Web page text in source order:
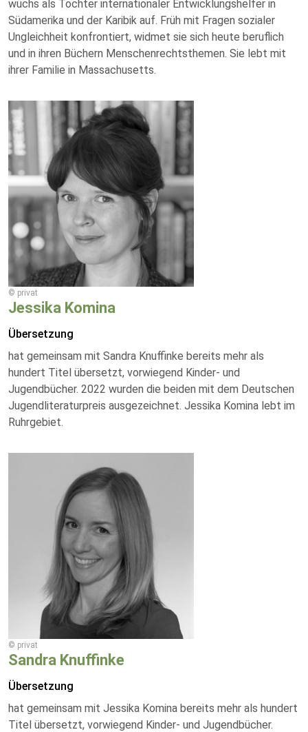
wuchs als Tochter internationaler Entwicklungshelfer in
Südamerika und der Karibik auf. Früh mit Fragen sozialer
Ungleichheit konfrontiert, widmet sie sich heute beruflich
und in ihren Büchern Menschenrechtsthemen. Sie lebt mit
ihrer Familie in Massachusetts.
© privat
Jessika Komina
Übersetzung
hat gemeinsam mit Sandra Knuffinke bereits mehr als
hundert Titel übersetzt, vorwiegend Kinder- und
Jugendbücher. 2022 wurden die beiden mit dem Deutschen
Jugendliteraturpreis ausgezeichnet. Jessika Komina lebt im
Ruhrgebiet.
© privat
Sandra Knuffinke
Übersetzung
hat gemeinsam mit Jessika Komina bereits mehr als hundert
Titel übersetzt, vorwiegend Kinder- und Jugendbücher.